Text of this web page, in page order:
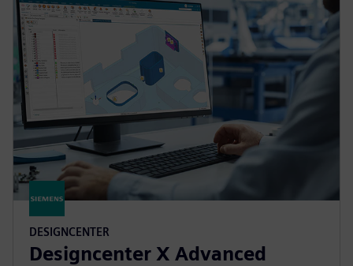
DESIGNCENTER
Designcenter X Advanced